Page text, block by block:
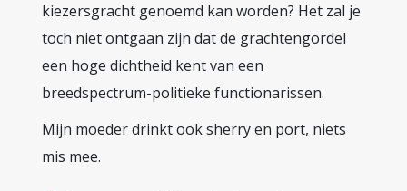
kiezersgracht genoemd kan worden? Het zal je
toch niet ontgaan zijn dat de grachtengordel
een hoge dichtheid kent van een
breedspectrum-politieke functionarissen.
Mijn moeder drinkt ook sherry en port, niets
mis mee.